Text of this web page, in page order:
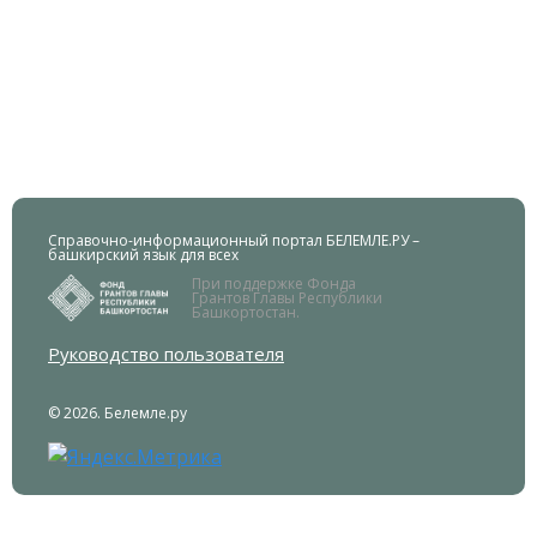
Справочно-информационный портал БЕЛЕМЛЕ.РУ –
башкирский язык для всех
При поддержке Фонда
Грантов Главы Республики
Башкортостан.
Руководство пользователя
© 2026. Белемле.ру